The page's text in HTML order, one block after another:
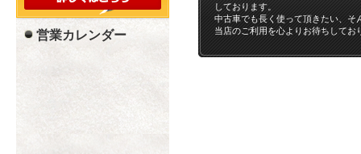
しております。
中古車でも長く使って頂きたい、そ
当店のご利用を心よりお待ちしてお
営業カレンダー